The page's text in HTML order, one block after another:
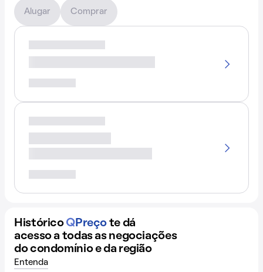
Alugar Comprar
Histórico QPreço te dá
acesso a todas as negociações
do condomínio e da região
Entenda